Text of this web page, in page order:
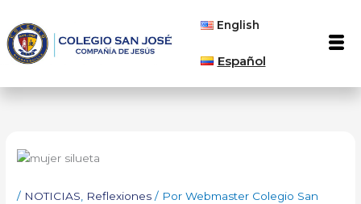
contenido
English
Español
/ NOTICIAS Reflexiones / PorWebmaster Colegio San